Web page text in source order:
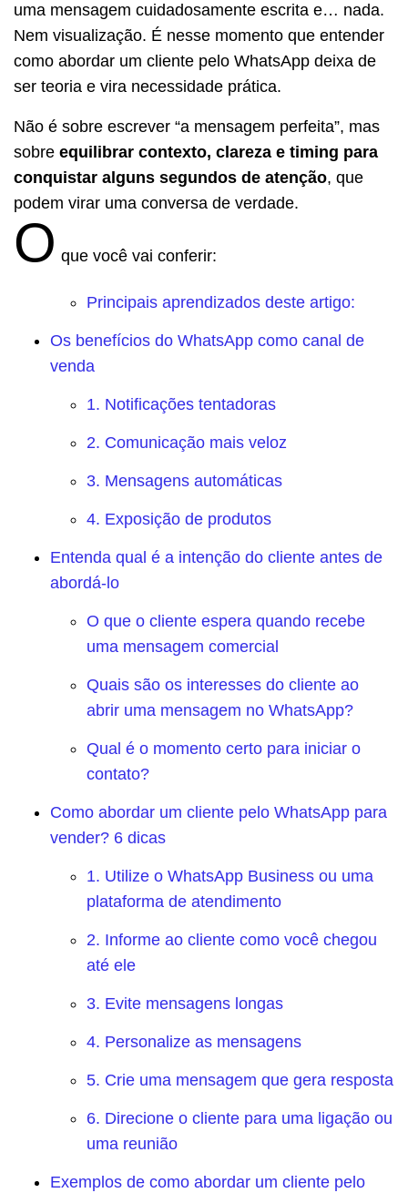
uma mensagem cuidadosamente escrita e… nada.
Nem visualização. É nesse momento que entender
como abordar um cliente pelo WhatsApp deixa de
ser teoria e vira necessidade prática.
Não é sobre escrever “a mensagem perfeita”, mas
sobre equilibrar contexto, clareza e timing para
conquistar alguns segundos de atenção, que
podem virar uma conversa de verdade.
O que você vai conferir:
Principais aprendizados deste artigo:
Os benefícios do WhatsApp como canal de
venda
1. Notificações tentadoras
2. Comunicação mais veloz
3. Mensagens automáticas
4. Exposição de produtos
Entenda qual é a intenção do cliente antes de
abordá-lo
O que o cliente espera quando recebe
uma mensagem comercial
Quais são os interesses do cliente ao
abrir uma mensagem no WhatsApp?
Qual é o momento certo para iniciar o
contato?
Como abordar um cliente pelo WhatsApp para
vender? 6 dicas
1. Utilize o WhatsApp Business ou uma
plataforma de atendimento
2. Informe ao cliente como você chegou
até ele
3. Evite mensagens longas
4. Personalize as mensagens
5. Crie uma mensagem que gera resposta
6. Direcione o cliente para uma ligação ou
uma reunião
Exemplos de como abordar um cliente pelo